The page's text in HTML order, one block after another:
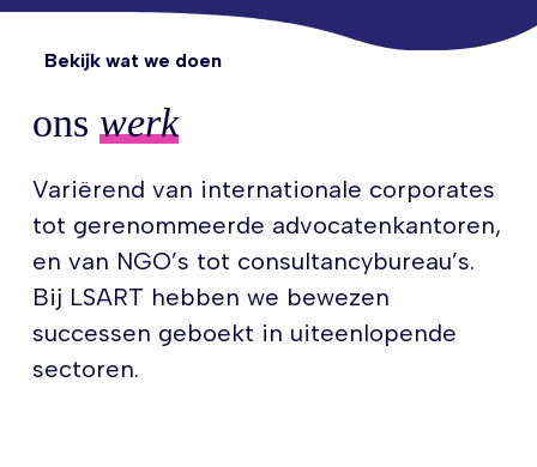
Bekijk wat we doen
ons werk
Variërend van internationale corporates
tot gerenommeerde advocatenkantoren,
en van NGO’s tot consultancybureau’s.
Bij LSART hebben we bewezen
successen geboekt in uiteenlopende
sectoren.